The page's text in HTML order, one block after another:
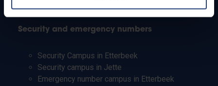
Security and emergency numbers
Security Campus in Etterbeek
Security campus in Jette
Emergency number campus in Etterbeek